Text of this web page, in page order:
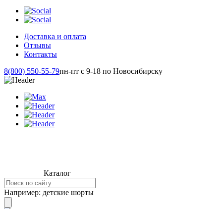
Доставка и оплата
Отзывы
Контакты
8(800) 550-55-79пн-пт с 9-18 по Новосибирску
Каталог
Например: детские шорты